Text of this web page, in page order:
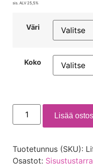
sis. ALV 25,5%
Väri
Koko
Lisää
Tuotetunnus (SKU):
Osastot: